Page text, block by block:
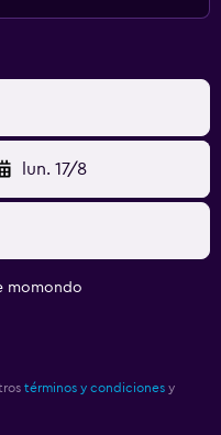
lun. 17/8
momondo
términos y condiciones y